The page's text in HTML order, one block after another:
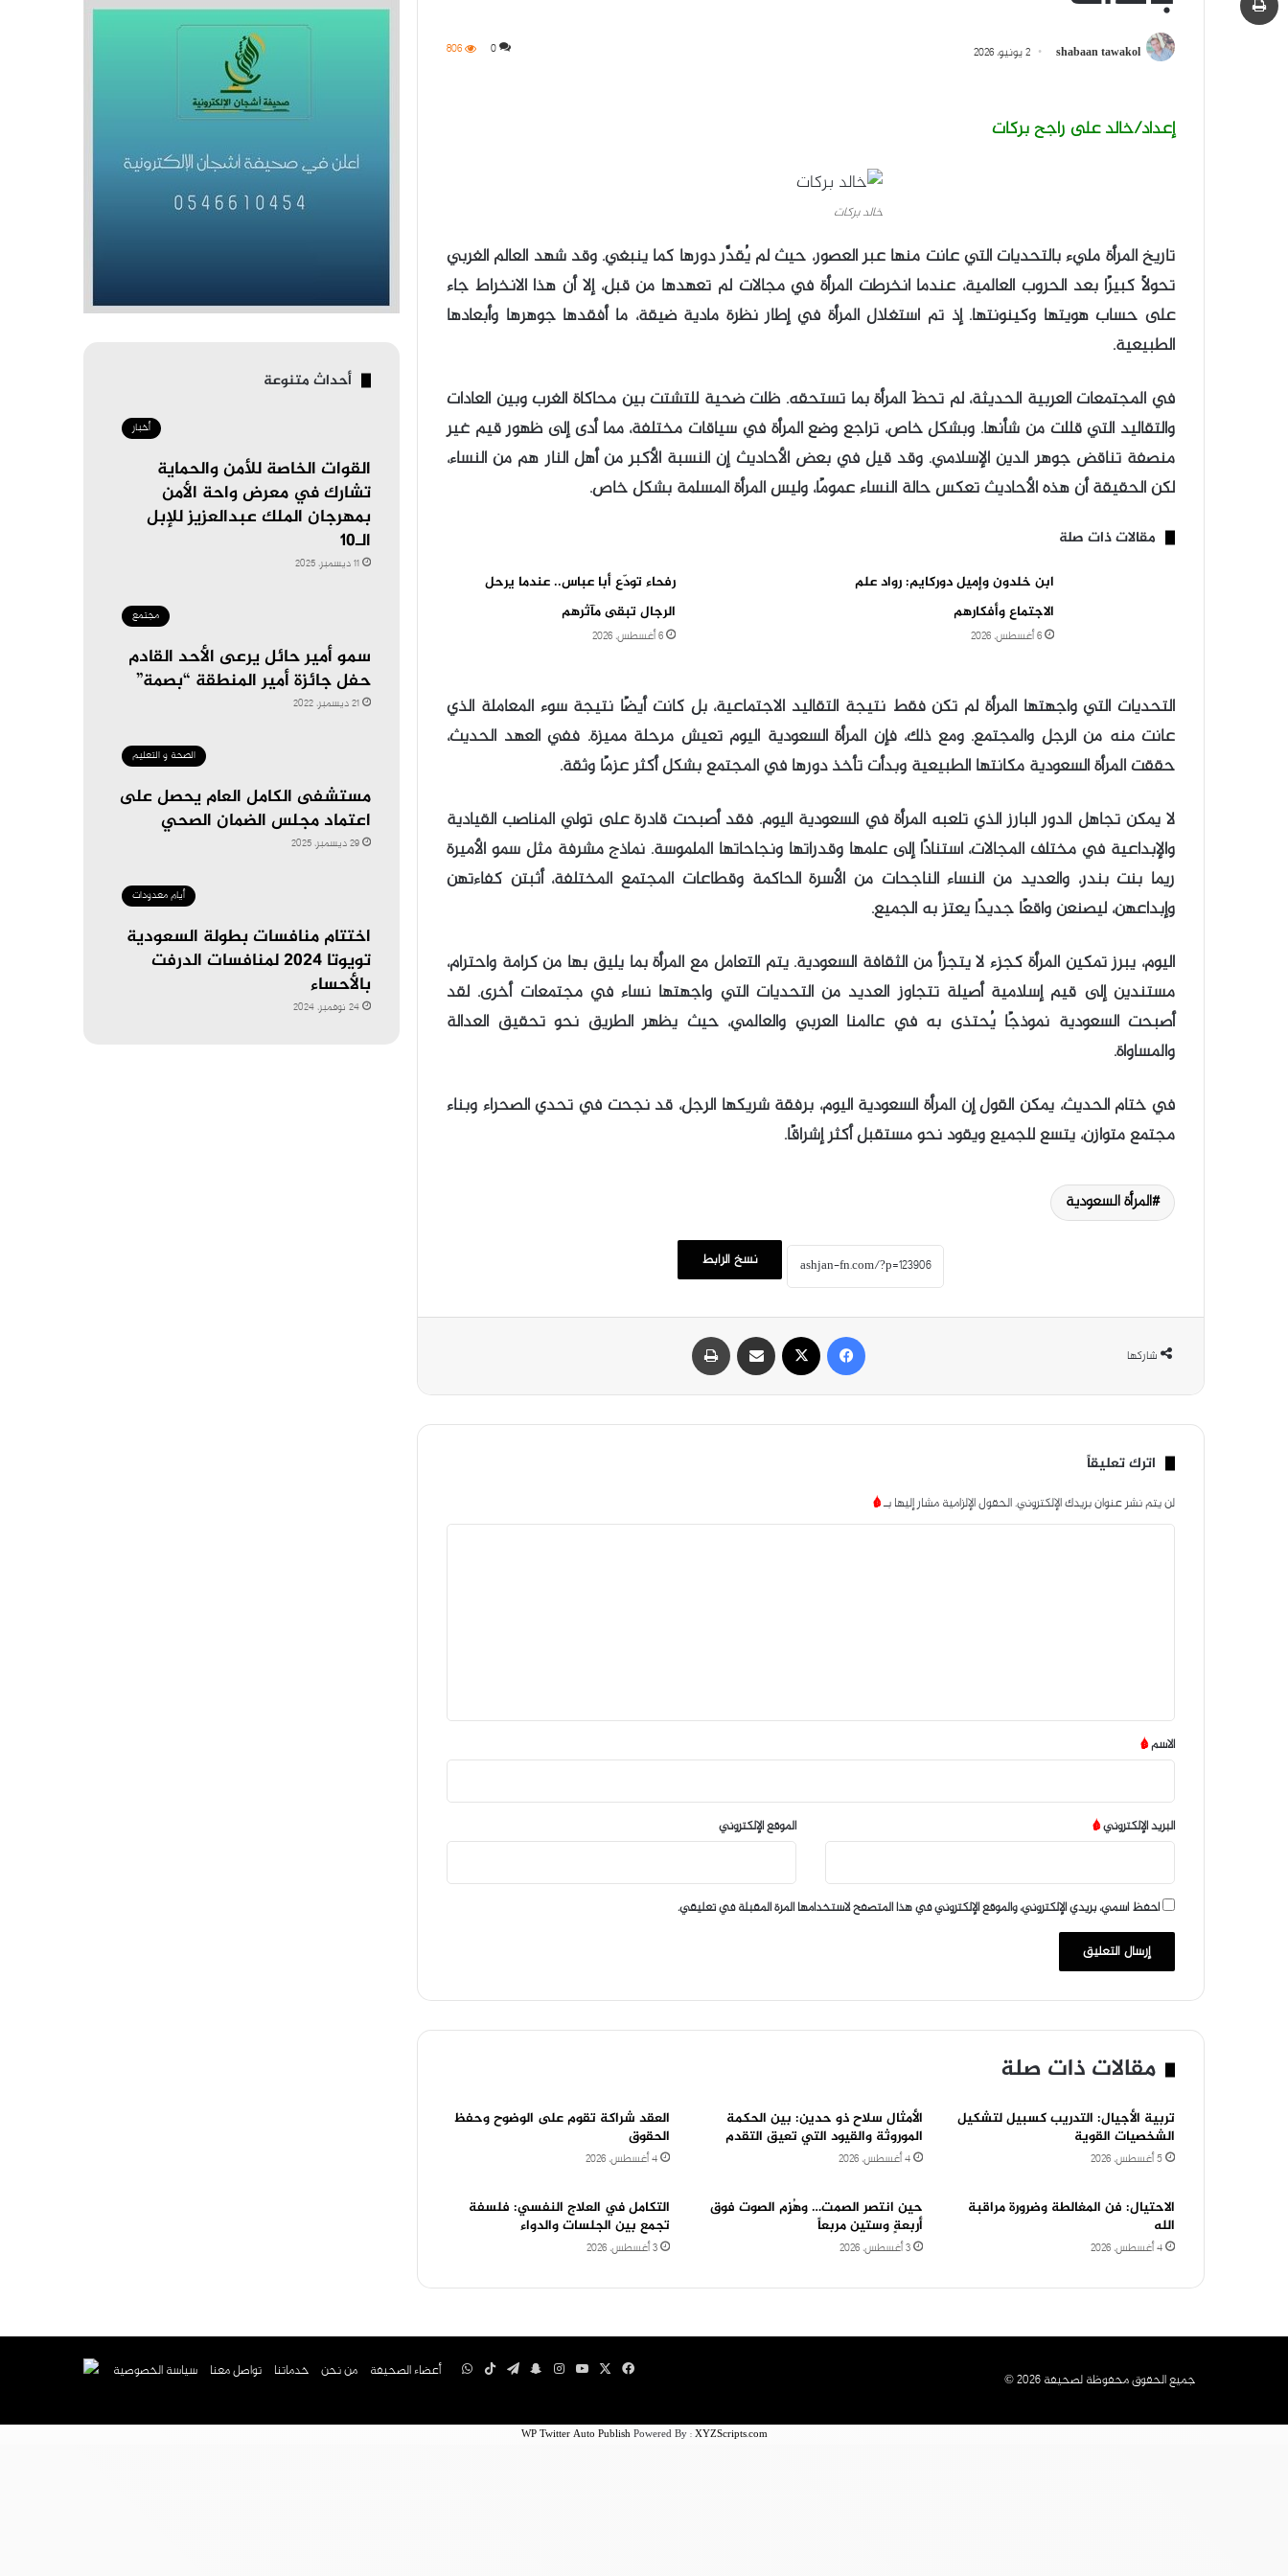
shabaan tawakol 2 يونيو، 2026 0
806
إعداد/خالد على راجح بركات
خالد بركات
تاريخ المرأة مليء بالتحديات التي عانت منها عبر العصور، حيث لم يُقدَّر دورها كما ينبغي. وقد شهد العالم الغربي
تحولًا كبيرًا بعد الحروب العالمية، عندما انخرطت المرأة في مجالات لم تعهدها من قبل، إلا أن هذا الانخراط جاء
على حساب هويتها وكينونتها. إذ تم استغلال المرأة في إطار نظرة مادية ضيقة، ما أفقدها جوهرها وأبعادها
الطبيعية.
في المجتمعات العربية الحديثة، لم تحظَ المرأة بما تستحقه. ظلت ضحية للتشتت بين محاكاة الغرب وبين العادات
والتقاليد التي قللت من شأنها. وبشكل خاص، تراجع وضع المرأة في سياقات مختلفة، مما أدى إلى ظهور قيم غير
منصفة تناقض جوهر الدين الإسلامي. وقد قيل في بعض الأحاديث إن النسبة الأكبر من أهل النار هم من النساء،
لكن الحقيقة أن هذه الأحاديث تعكس حالة النساء عمومًا، وليس المرأة المسلمة بشكل خاص.
مقالات ذات صلة
ابن خلدون وإميل دوركايم: رواد علم
الاجتماع وأفكارهم
6 أغسطس، 2026
رفحاء تودّع أبا عباس.. عندما يرحل
الرجال تبقى مآثرهم
6 أغسطس، 2026
التحديات التي واجهتها المرأة لم تكن فقط نتيجة التقاليد الاجتماعية، بل كانت أيضًا نتيجة سوء المعاملة الذي
عانت منه من الرجل والمجتمع. ومع ذلك، فإن المرأة السعودية اليوم تعيش مرحلة مميزة. ففي العهد الحديث،
حققت المرأة السعودية مكانتها الطبيعية وبدأت تأخذ دورها في المجتمع بشكل أكثر عزمًا وثقة.
لا يمكن تجاهل الدور البارز الذي تلعبه المرأة في السعودية اليوم. فقد أصبحت قادرة على تولي المناصب القيادية
والإبداعية في مختلف المجالات، استنادًا إلى علمها وقدراتها ونجاحاتها الملموسة. نماذج مشرفة مثل سمو الأميرة
ريما بنت بندر، والعديد من النساء الناجحات من الأسرة الحاكمة وقطاعات المجتمع المختلفة، أثبتن كفاءتهن
وإبداعهن، ليصنعن واقعًا جديدًا يعتز به الجميع.
اليوم، يبرز تمكين المرأة كجزء لا يتجزأ من الثقافة السعودية. يتم التعامل مع المرأة بما يليق بها من كرامة واحترام،
مستندين إلى قيم إسلامية أصيلة تتجاوز العديد من التحديات التي واجهتها نساء في مجتمعات أخرى. لقد
أصبحت السعودية نموذجًا يُحتذى به في عالمنا العربي والعالمي، حيث يظهر الطريق نحو تحقيق العدالة
والمساواة.
في ختام الحديث، يمكن القول إن المرأة السعودية اليوم، برفقة شريكها الرجل، قد نجحت في تحدي الصحراء وبناء
مجتمع متوازن، يتسع للجميع ويقود نحو مستقبل أكثر إشراقًا.
المرأة السعودية
نسخ الرابط
شاركها
اترك تعليقاً
لن يتم نشر عنوان بريدك الإلكتروني.الحقول الإلزامية مشار إليها بـ*
*
الاسم*
البريد الإلكتروني* الموقع الإلكتروني
احفظ اسمي، بريدي الإلكتروني، والموقع الإلكتروني في هذا المتصفح لاستخدامها المرة المقبلة في تعليقي.
مقالات ذات صلة
تربية الأجيال: التدريب كسبيل لتشكيل
الشخصيات القوية
5 أغسطس، 2026
الأمثال سلاح ذو حدين: بين الحكمة
الموروثة والقيود التي تعيق التقدم
4 أغسطس، 2026
العقد شراكة تقوم على الوضوح وحفظ
الحقوق
4 أغسطس، 2026
الاحتيال: فن المغالطة وضرورة مراقبة
الله
4 أغسطس، 2026
حين انتصر الصمت… وهُزِم الصوت فوق
أربعةٍ وستين مربعاً
3 أغسطس، 2026
التكامل في العلاج النفسي: فلسفة
تجمع بين الجلسات والدواء
3 أغسطس، 2026
أحداث متنوعة
أخبار
القوات الخاصة للأمن والحماية
تشارك في معرض واحة الأمن
بمهرجان الملك عبدالعزيز للإبل
الـ10
11 ديسمبر، 2025
مجتمع
سمو أمير حائل يرعى الأحد القادم
حفل جائزة أمير المنطقة “بصمة”
21 ديسمبر، 2022
الصحة و التعليم
مستشفى الكامل العام يحصل على
اعتماد مجلس الضمان الصحي
29 ديسمبر، 2025
أيام معدودات
اختتام منافسات بطولة السعودية
تويوتا 2024 لمنافسات الدرفت
بالأحساء
24 نوفمبر، 2024
جميع الحقوق محفوظة لصحيفة 2026 © أعضاء الصحيفة من نحن خدماتنا تواصل معنا سياسة الخصوصية فيسبوك ‫YouTubeانستقرامسناب تيلقرام ‫TikTok واتساب
WP Twitter Auto PublishPowered By :XYZScripts.com